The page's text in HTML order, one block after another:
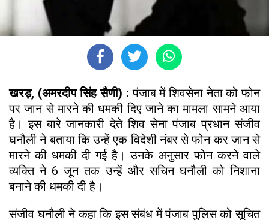
खरड़, (अमरदीप सिंह सैणी) : पंजाब में शिवसेना नेता को फोन
पर जान से मारने की धमकी दिए जाने का मामला सामने आया
है। इस बारे जानकारी देते शिव सेना पंजाब प्रधान संजीव
घनौली ने बताया कि उन्हें एक विदेशी नंबर से फोन कर जान से
मारने की धमकी दी गई है। उनके अनुसार फोन करने वाले
व्यक्ति ने 6 जून तक उन्हें और सचिन घनौली को निशाना
बनाने की धमकी दी है।
संजीव घनौली ने कहा कि इस संबंध में पंजाब पुलिस को सूचित